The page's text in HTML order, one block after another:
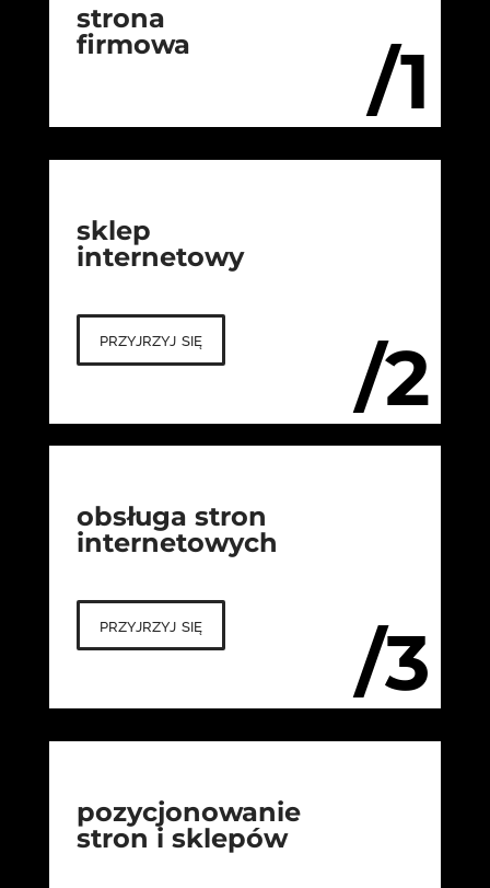
/1
strona
firmowa
/2
sklep
internetowy
przyjrzyj się
/3
obsługa stron
internetowych
przyjrzyj się
pozycjonowanie
stron i sklepów